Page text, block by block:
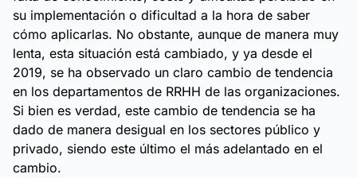
su implementación o dificultad a la hora de saber
cómo aplicarlas. No obstante, aunque de manera muy
lenta, esta situación está cambiado, y ya desde el
2019, se ha observado un claro cambio de tendencia
en los departamentos de RRHH de las organizaciones.
Si bien es verdad, este cambio de tendencia se ha
dado de manera desigual en los sectores público y
privado, siendo este último el más adelantado en el
cambio.